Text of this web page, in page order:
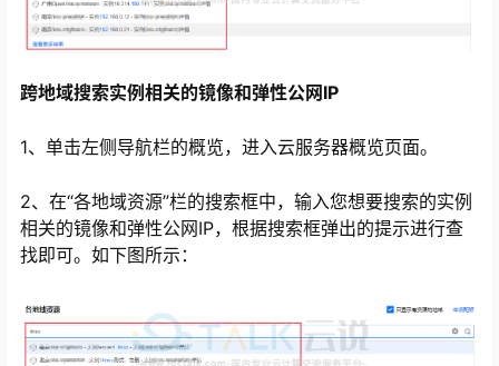
跨地域搜索实例相关的镜像和弹性公网IP
1、单击左侧导航栏的概览，进入云服务器概览页面。
2、在“各地域资源”栏的搜索框中，输入您想要搜索的实例
相关的镜像和弹性公网IP，根据搜索框弹出的提示进行查
找即可。如下图所示：